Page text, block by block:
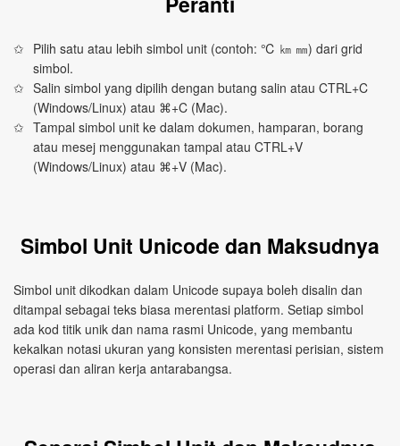
Pilih satu atau lebih simbol unit (contoh: ℃ ㎞ ㎜) dari grid
simbol.
Salin simbol yang dipilih dengan butang salin atau CTRL+C
(Windows/Linux) atau ⌘+C (Mac).
Tampal simbol unit ke dalam dokumen, hamparan, borang
atau mesej menggunakan tampal atau CTRL+V
(Windows/Linux) atau ⌘+V (Mac).
Simbol Unit Unicode dan Maksudnya
Simbol unit dikodkan dalam Unicode supaya boleh disalin dan
ditampal sebagai teks biasa merentasi platform. Setiap simbol
ada kod titik unik dan nama rasmi Unicode, yang membantu
kekalkan notasi ukuran yang konsisten merentasi perisian, sistem
operasi dan aliran kerja antarabangsa.